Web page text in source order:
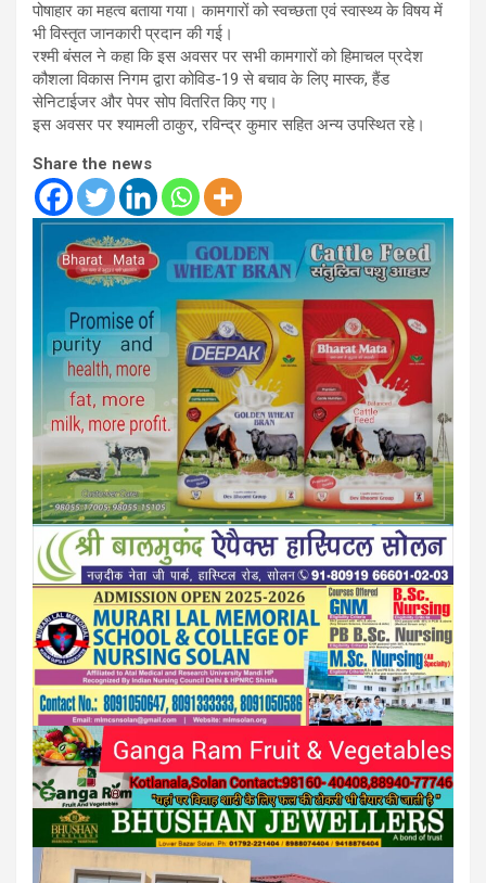
पोषाहार का महत्व बताया गया। कामगारों को स्वच्छता एवं स्वास्थ्य के विषय में
भी विस्तृत जानकारी प्रदान की गई।
रश्मी बंसल ने कहा कि इस अवसर पर सभी कामगारों को हिमाचल प्रदेश
कौशला विकास निगम द्वारा कोविड-19 से बचाव के लिए मास्क, हैंड
सेनिटाईजर और पेपर सोप वितरित किए गए।
इस अवसर पर श्यामली ठाकुर, रविन्द्र कुमार सहित अन्य उपस्थित रहे।
Share the news